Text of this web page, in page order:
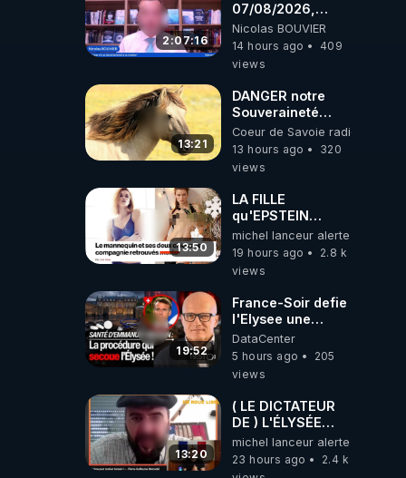
ukrainienne
2:07:16
07/08/2026,
présenté par
Nicolas BOUVIER
Nicolas BOUVIER
14 hours ago
409
views
13:21
DANGER notre
Souveraineté
Alimentaire est
attaqué...
Coeur de Savoie radioweb TV
13 hours ago
320
views
13:50
LA FILLE
qu'EPSTEIN
VOULAIT CACHER
michel lanceur alerte
19 hours ago
2.8 k
views
19:52
France-Soir defie
l'Elysee une
procedure inedite
sur la sante du
president - Nexus
DataCenter
5 hours ago
205
views
13:20
( LE DICTATEUR
DE ) L'ÉLYSÉE
PANIQUE : PIERRE
GUILLAUME
MERCADAL
michel lanceur alerte
23 hours ago
2.4 k